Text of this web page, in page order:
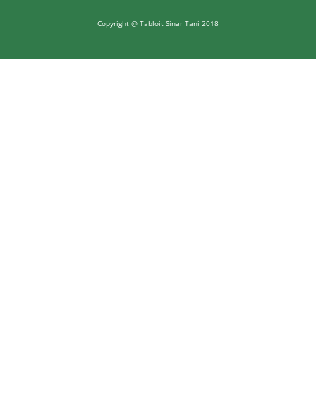
Copyright @ Tabloit Sinar Tani 2018